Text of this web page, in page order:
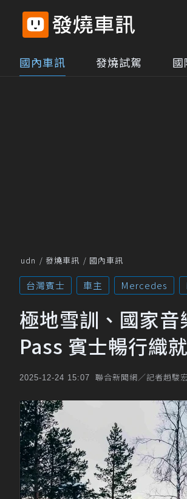
國內車訊 發燒試駕
udn 發燒車訊 國內車訊
台灣賓士 車主 Mercedes
極地雪訓、國家
Pass 賓士暢行織
2025-12-24 15:07 聯合新聞網／記者趙駿